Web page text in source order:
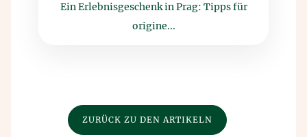
Ein Erlebnisgeschenk in Prag: Tipps für
origine...
ZURÜCK ZU DEN ARTIKELN